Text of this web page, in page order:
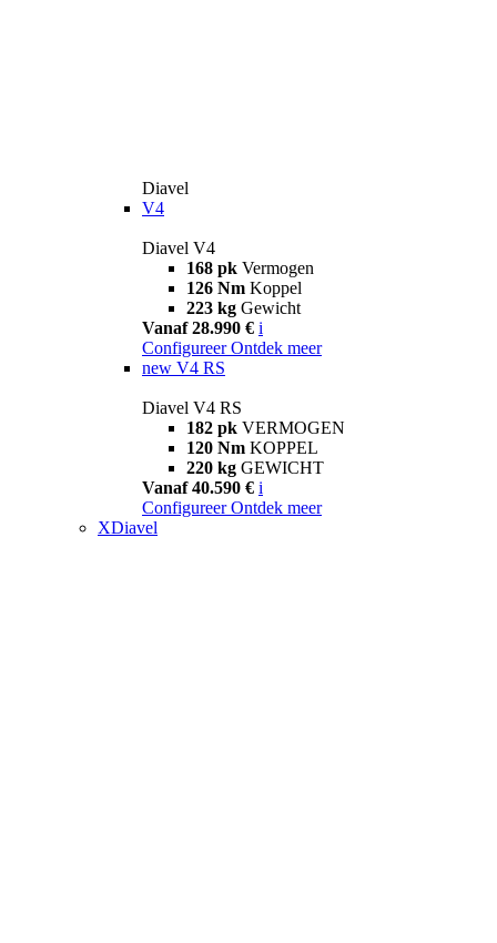
Diavel
V4
Diavel V4
168 pk Vermogen
126 Nm Koppel
223 kg Gewicht
Vanaf 28.990 € i
Configureer Ontdek meer
new V4 RS
Diavel V4 RS
182 pk VERMOGEN
120 Nm KOPPEL
220 kg GEWICHT
Vanaf 40.590 € i
Configureer Ontdek meer
XDiavel